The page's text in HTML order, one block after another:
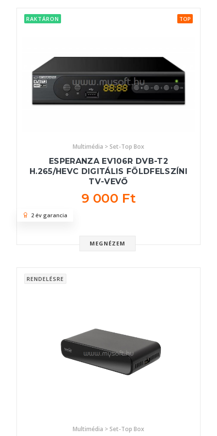
RAKTÁRON TOP
Multimédia > Set-Top Box
ESPERANZA EV106R DVB-T2
H.265/HEVC DIGITÁLIS FÖLDFELSZÍNI
TV-VEVŐ
9 000 Ft
MEGNÉZEM
2 év garancia
RENDELÉSRE
Multimédia > Set-Top Box